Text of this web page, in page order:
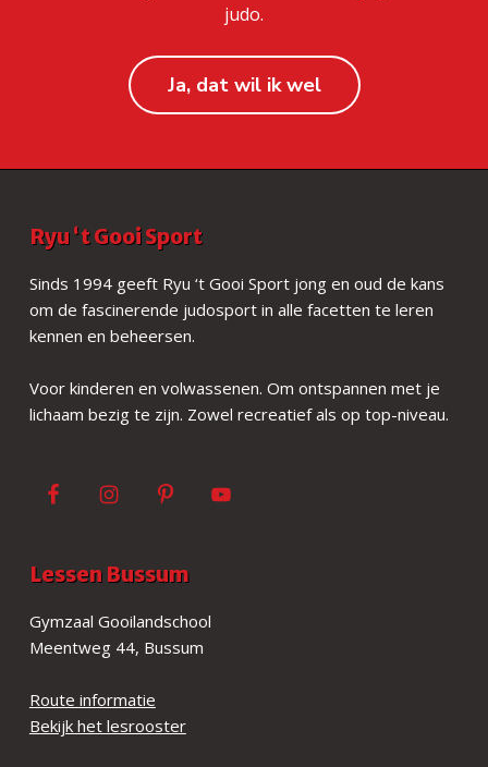
judo.
Ja, dat wil ik wel
Ryu ‘t Gooi Sport
Sinds 1994 geeft Ryu ‘t Gooi Sport jong en oud de kans
om de fascinerende judosport in alle facetten te leren
kennen en beheersen.
Voor kinderen en volwassenen. Om ontspannen met je
lichaam bezig te zijn. Zowel recreatief als op top-niveau.
Lessen Bussum
Gymzaal Gooilandschool
Meentweg 44, Bussum
Route informatie
Bekijk het lesrooster